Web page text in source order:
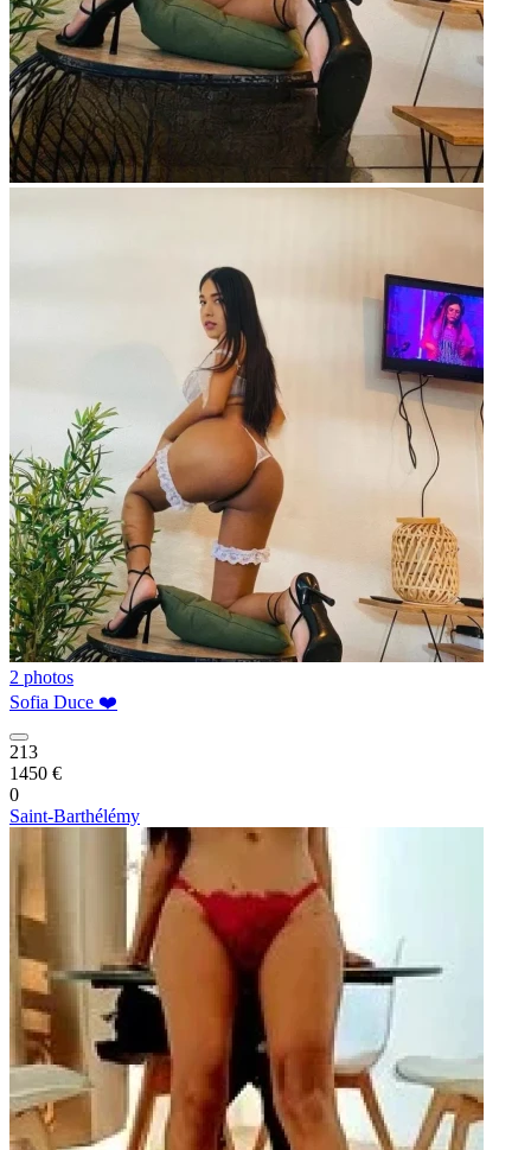
2 photos
Sofia Duce ❤️
213
1450 €
0
Saint-Barthélémy